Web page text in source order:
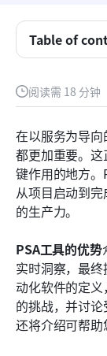
阅读需 18 分钟
在以服务为导
都更加重要。这
键作用的地方。
从项目启动到
的生产力。
PSA工具的优势
实时洞察，最
动化软件的定
的挑战，并讨
还将介绍可帮
Table of
什么是专业
PSA软件的
谁使用PSA工
排名前八的
未来专业服
结论
常见问题
了解更多阅读